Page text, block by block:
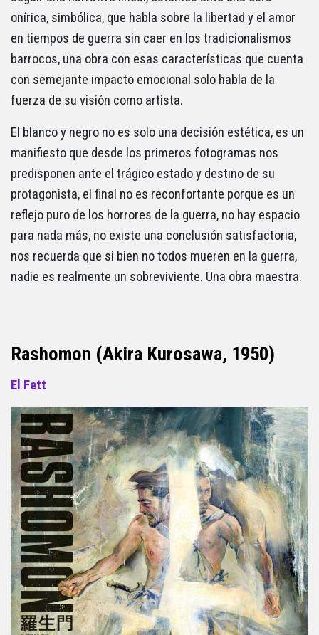
onírica, simbólica, que habla sobre la libertad y el amor
en tiempos de guerra sin caer en los tradicionalismos
barrocos, una obra con esas características que cuenta
con semejante impacto emocional solo habla de la
fuerza de su visión como artista.
El blanco y negro no es solo una decisión estética, es un
manifiesto que desde los primeros fotogramas nos
predisponen ante el trágico estado y destino de su
protagonista, el final no es reconfortante porque es un
reflejo puro de los horrores de la guerra, no hay espacio
para nada más, no existe una conclusión satisfactoria,
nos recuerda que si bien no todos mueren en la guerra,
nadie es realmente un sobreviviente. Una obra maestra.
Rashomon (Akira Kurosawa, 1950)
El Fett